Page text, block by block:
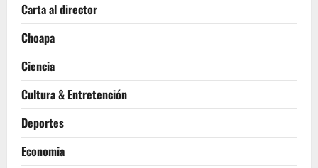
Carta al director
Choapa
Ciencia
Cultura & Entretención
Deportes
Economia